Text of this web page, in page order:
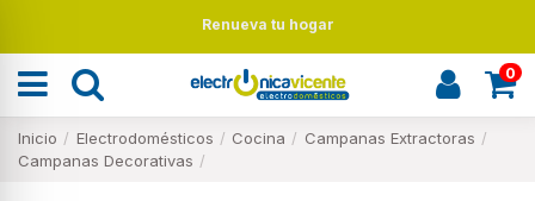
Renueva tu hogar
0
Inicio Electrodomésticos Cocina
Campanas Extractoras
Campanas Decorativas